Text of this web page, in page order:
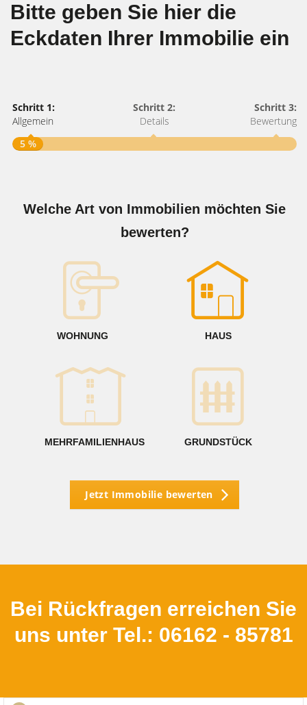
Bitte geben Sie hier die
Eckdaten Ihrer Immobilie ein
Schritt 1:
Allgemein
Schritt 2:
Details
Schritt 3:
Bewertung
5 %
Welche Art von Immobilien möchten Sie
bewerten?
WOHNUNG HAUS
MEHRFAMILIENHAUS GRUNDSTÜCK
Jetzt Immobilie bewerten
Bei Rückfragen erreichen Sie
uns unter Tel.: 06162 - 85781